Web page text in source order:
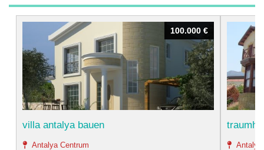
villa antalya bauen
Antalya Centrum
100.000 €
100.000 €
Antalya